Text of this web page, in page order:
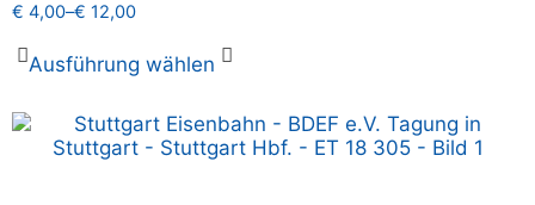
€ 4,00–€ 12,00
Ausführung wählen